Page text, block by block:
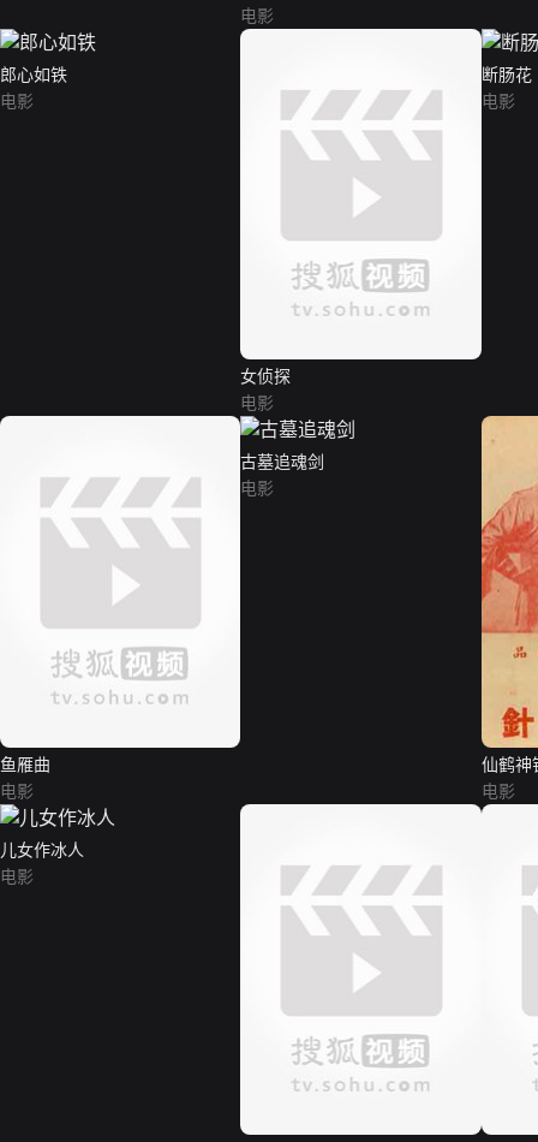
电影
郎心如铁
电影
女侦探
电影
断肠花
电影
鱼雁曲
电影
古墓追魂剑
电影
仙鹤神
电影
儿女作冰人
电影